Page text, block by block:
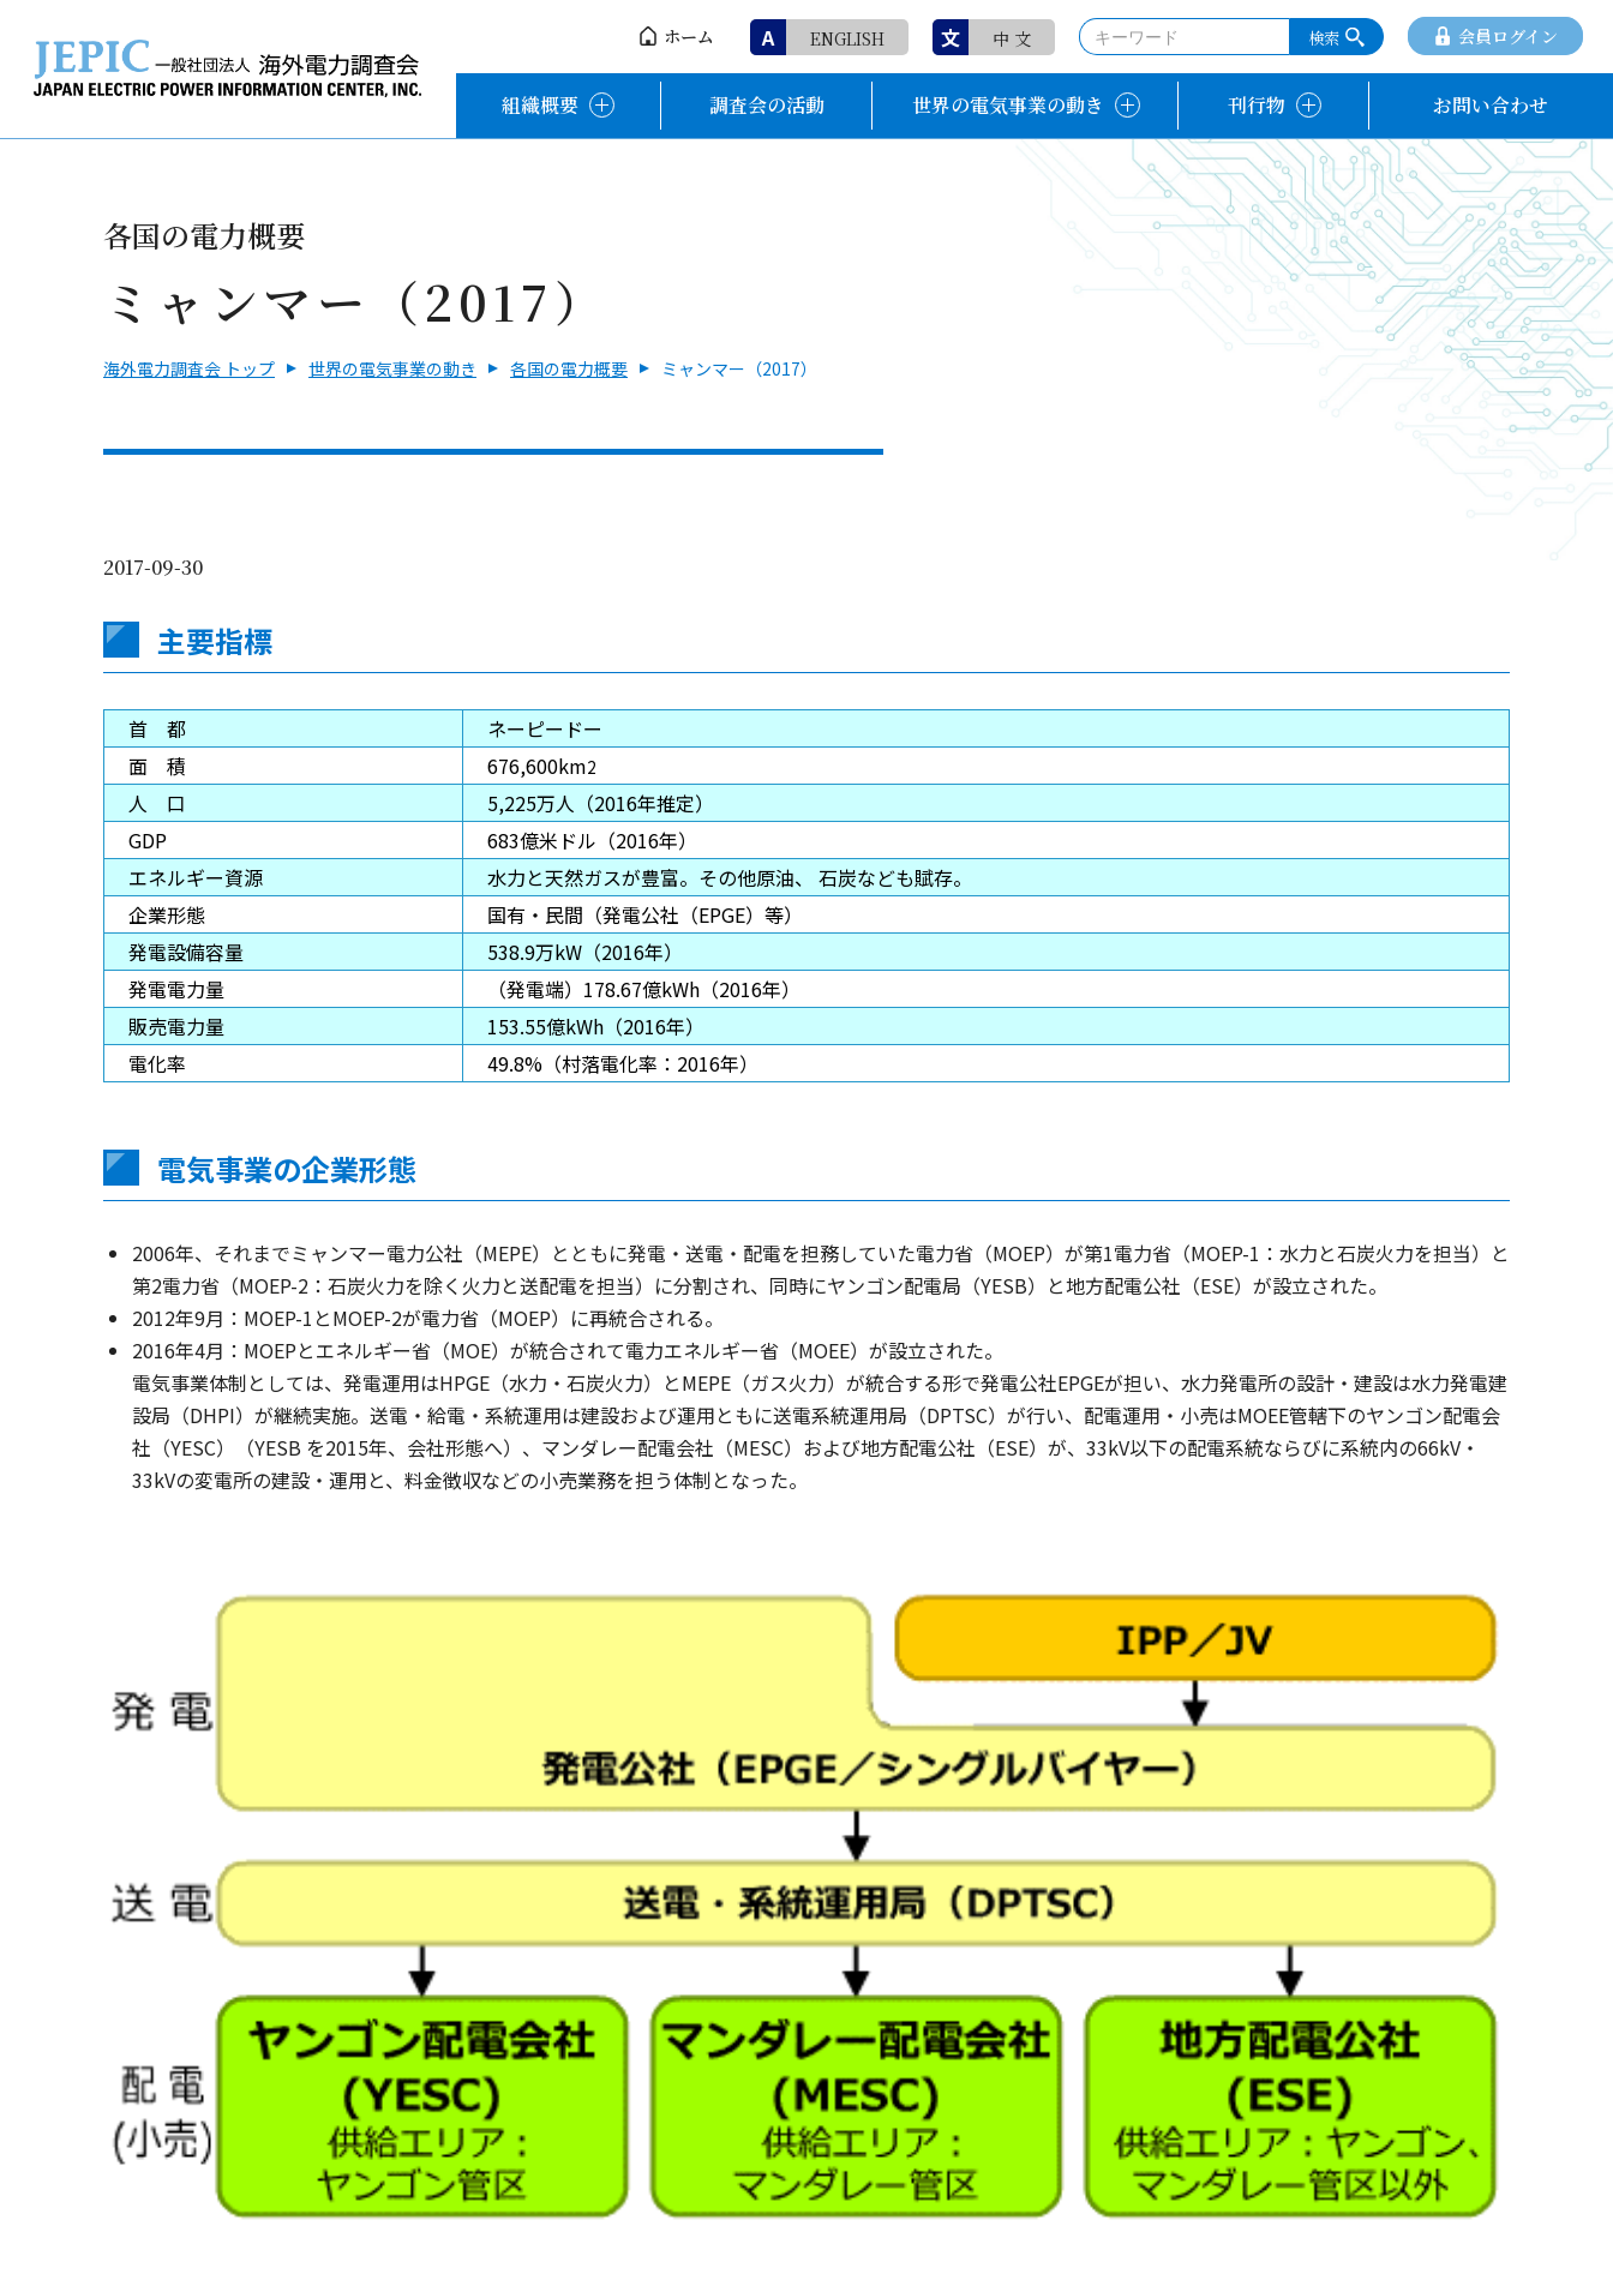
ホーム A ENGLISH 文 中 文 会員ログイン
組織概要 調査会の活動 世界の電気事業の動き 刊行物 お問い合わせ
各国の電力概要
ミャンマー（2017）
海外電力調査会 トップ 世界の電気事業の動き 各国の電力概要 ミャンマー（2017）
2017-09-30
主要指標
首 都
ネーピードー
面 積
676,600km2
人 口
5,225万人（2016年推定）
GDP
683億米ドル（2016年）
エネルギー資源
水力と天然ガスが豊富。その他原油、 石炭なども賦存。
企業形態
国有・民間（発電公社（EPGE）等）
発電設備容量
538.9万kW（2016年）
発電電力量
（発電端）178.67億kWh（2016年）
販売電力量
153.55億kWh（2016年）
電化率
49.8%（村落電化率：2016年）
電気事業の企業形態
2006年、それまでミャンマー電力公社（MEPE）とともに発電・送電・配電を担務していた電力省（MOEP）が第1電力省（MOEP-1：水力と石炭火力を担当）と
第2電力省（MOEP-2：石炭火力を除く火力と送配電を担当）に分割され、同時にヤンゴン配電局（YESB）と地方配電公社（ESE）が設立された。
2012年9月：MOEP-1とMOEP-2が電力省（MOEP）に再統合される。
2016年4月：MOEPとエネルギー省（MOE）が統合されて電力エネルギー省（MOEE）が設立された。
電気事業体制としては、発電運用はHPGE（水力・石炭火力）とMEPE（ガス火力）が統合する形で発電公社EPGEが担い、水力発電所の設計・建設は水力発電建
設局（DHPI）が継続実施。送電・給電・系統運用は建設および運用ともに送電系統運用局（DPTSC）が行い、配電運用・小売はMOEE管轄下のヤンゴン配電会
社（YESC）（YESB を2015年、会社形態へ）、マンダレー配電会社（MESC）および地方配電公社（ESE）が、33kV以下の配電系統ならびに系統内の66kV・
33kVの変電所の建設・運用と、料金徴収などの小売業務を担う体制となった。